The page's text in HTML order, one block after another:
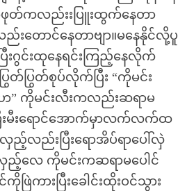
ဖုတ်ကလည်းးပြူးထွက်နေတာ
းတောင်နေတာဗျာ။မနေနိုင်လို့ပူ
ဂွင်းထုနေရင်းကြည့်နေလိုက်
ပြွတ်စုပ်လိုက်ပြီး “ကိုမင်း
ါဟ” ကိုမင်းလီးကလည်းဆရာမ
းမီးရောင်အောက်မှာလက်လက်ထ
လည်းပြီးရောအိပ်ရာပေါ်လှဲ
ေ ကိုမင်းကဆရာမပေါင်
ကိုဖြဲကားပြီးခေါင်းထိုးဝင်သွား